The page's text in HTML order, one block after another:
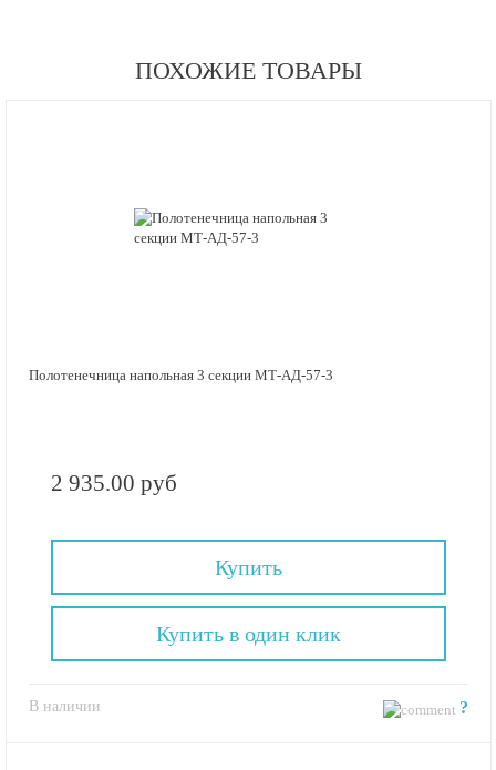
ПОХОЖИЕ ТОВАРЫ
Полотенечница напольная 3 секции МТ-АД-57-3
2 935.00 руб
Купить
В наличии ?
Купить в один клик